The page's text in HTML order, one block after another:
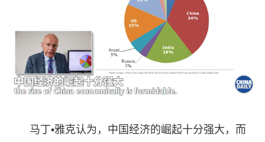
马丁•雅克认为，中国经济的崛起十分强大，而